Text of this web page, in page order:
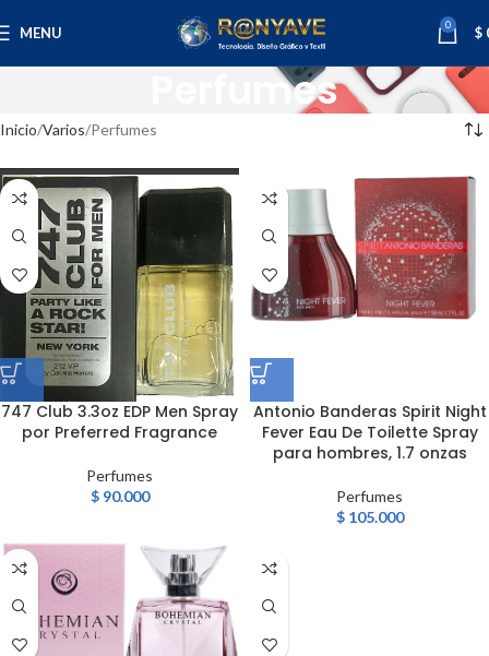
MENU 0 $
Perfumes
Inicio Varios Perfumes
747 Club 3.3oz EDP Men Spray
por Preferred Fragrance
Perfumes
$90.000
Antonio Banderas Spirit Night
Fever Eau De Toilette Spray
para hombres, 1.7 onzas
Perfumes
$105.000